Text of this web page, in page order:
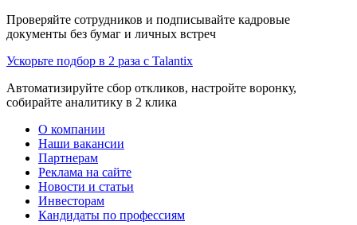
Проверяйте сотрудников и подписывайте кадровые
документы без бумаг и личных встреч
Ускорьте подбор в 2 раза с Talantix
Автоматизируйте сбор откликов, настройте воронку,
собирайте аналитику в 2 клика
О компании
Наши вакансии
Партнерам
Реклама на сайте
Новости и статьи
Инвесторам
Кандидаты по профессиям